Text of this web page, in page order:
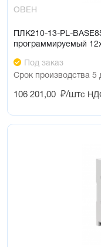
ОВЕН
ПЛК210-13-PL-
программируемый
Под заказ
Срок производства 5
106 201,00 ₽/штс